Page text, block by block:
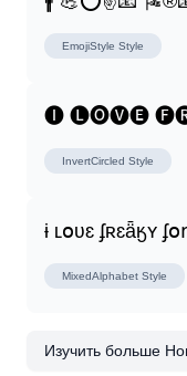
EmojiStyle Style
🅘 🅛🅞🅥🅔
InvertCircled Style
ɨ ʟօʋɛ ʄʀɛǟӄʏ
MixedAlphabet Style
Изучить больше